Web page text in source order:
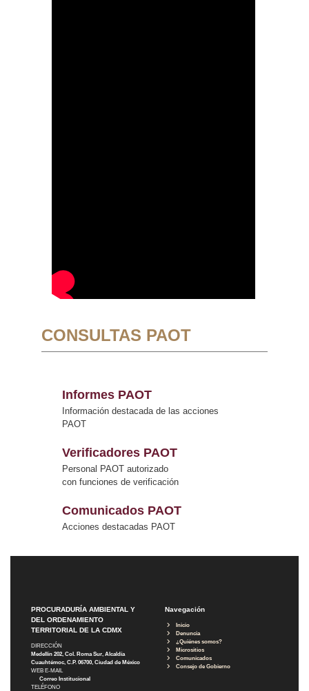
CONSULTAS PAOT
Informes PAOT
Información destacada de las acciones
PAOT
Verificadores PAOT
Personal PAOT autorizado
con funciones de verificación
Comunicados PAOT
Acciones destacadas PAOT
PROCURADURÍA AMBIENTAL Y
DEL ORDENAMIENTO
TERRITORIAL DE LA CDMX
DIRECCIÓN
Medellín 202, Col. Roma Sur, Alcaldía
Cuauhtémoc, C.P. 06700, Ciudad de México
WEB E-MAIL
Correo Institucional
TELÉFONO
Navegación
Inicio
Denuncia
¿Quiénes somos?
Micrositios
Comunicados
Consejo de Gobierno